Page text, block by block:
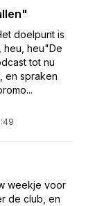
doelpunt is
heu, heu"De
tot nu
en spraken
weekje voor
de club, en